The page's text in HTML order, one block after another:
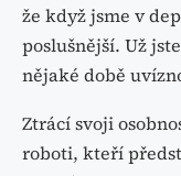
že když jsme v
poslušnější. Už
nějaké době
Ztrácí svoji
roboti, kteří